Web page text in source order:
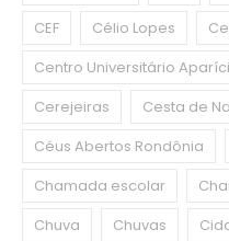
CEF
Célio Lopes
Centro Universitário
Cerejeiras
Cesta de
Céus Abertos Rondônia
Chamada escolar
Chuva
Chuvas